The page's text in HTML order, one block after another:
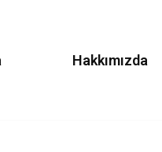
Hakkımızda